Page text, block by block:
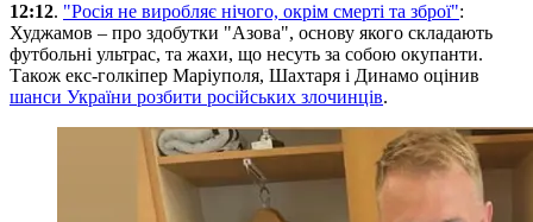
12:12. "Росія не виробляє нічого, окрім смерті та зброї":
Худжамов – про здобутки "Азова", основу якого складають
футбольні ультрас, та жахи, що несуть за собою окупанти.
Також екс-голкіпер Маріуполя, Шахтаря і Динамо оцінив
шанси України розбити російських злочинців.